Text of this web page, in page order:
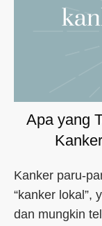
Apa yang
Kanker paru-
“kanker lokal”,
dan mungkin